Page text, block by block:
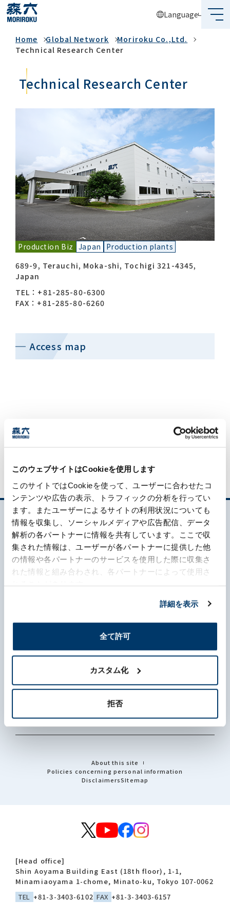
このウェブサイトはCookieを使用します
このサイトではCookieを使って、ユーザーに合わせたコ
ンテンツや広告の表示、トラフィックの分析を行ってい
ます。またユーザーによるサイトの利用状況についても
情報を収集し、ソーシャルメディアや広告配信、データ
解析の各パートナーに情報を共有しています。ここで収
集された情報は、ユーザーが各パートナーに提供した他
の情報や各パートナーのサービスを使用した際に収集さ
れた情報と組み合わされ、各パートナーによって使用さ
詳細を表示
全て許可
カスタム化
拒否
Language
What's MORIROKU?
About Us
Business
Recruit
Global Network
Recommended keywords
Home Global Network
Moriroku Co.,Ltd.
Technical Research Center
Technical Research Center
Production Biz Japan
Production plants
689-9, Terauchi, Moka-shi, Tochigi 321-4345,
Japan
TEL：+81-285-80-6300
FAX：+81-285-80-6260
Access map
[Head office]
Shin Aoyama Building East (18th floor), 1-1,
Minamiaoyama 1-chome, Minato-ku, Tokyo 107-0062
TEL +81-3-3403-6102 FAX +81-3-3403-6157
What's MORIROKU?
Recruit
About this site
Policies concerning personal information
DisclaimersSitemap